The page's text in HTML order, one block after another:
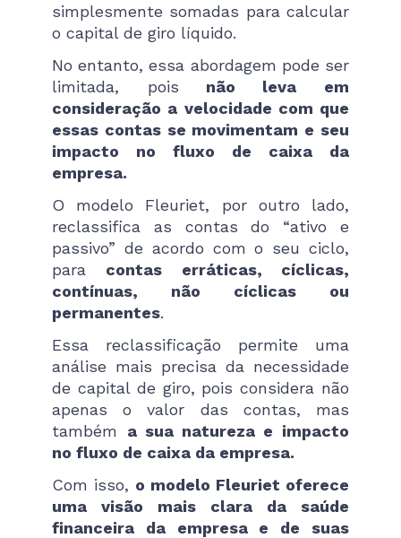
simplesmente somadas para calcular
o capital de giro líquido.
No entanto, essa abordagem pode ser
limitada, pois não leva em
consideração a velocidade com que
essas contas se movimentam e seu
impacto no fluxo de caixa da
empresa.
O modelo Fleuriet, por outro lado,
reclassifica as contas do “ativo e
passivo” de acordo com o seu ciclo,
para contas erráticas, cíclicas,
contínuas, não cíclicas ou
permanentes.
Essa reclassificação permite uma
análise mais precisa da necessidade
de capital de giro, pois considera não
apenas o valor das contas, mas
também a sua natureza e impacto
no fluxo de caixa da empresa.
Com isso, o modelo Fleuriet oferece
uma visão mais clara da saúde
financeira da empresa e de suas